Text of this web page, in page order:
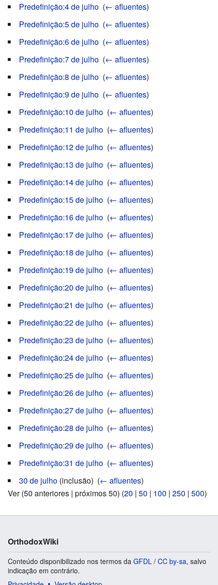
Predefinição:4 de julho (← afluentes)
Predefinição:5 de julho (← afluentes)
Predefinição:6 de julho (← afluentes)
Predefinição:7 de julho (← afluentes)
Predefinição:8 de julho (← afluentes)
Predefinição:9 de julho (← afluentes)
Predefinição:10 de julho (← afluentes)
Predefinição:11 de julho (← afluentes)
Predefinição:12 de julho (← afluentes)
Predefinição:13 de julho (← afluentes)
Predefinição:14 de julho (← afluentes)
Predefinição:15 de julho (← afluentes)
Predefinição:16 de julho (← afluentes)
Predefinição:17 de julho (← afluentes)
Predefinição:18 de julho (← afluentes)
Predefinição:19 de julho (← afluentes)
Predefinição:20 de julho (← afluentes)
Predefinição:21 de julho (← afluentes)
Predefinição:22 de julho (← afluentes)
Predefinição:23 de julho (← afluentes)
Predefinição:24 de julho (← afluentes)
Predefinição:25 de julho (← afluentes)
Predefinição:26 de julho (← afluentes)
Predefinição:27 de julho (← afluentes)
Predefinição:28 de julho (← afluentes)
Predefinição:29 de julho (← afluentes)
Predefinição:31 de julho (← afluentes)
30 de julho (inclusão) ‎ (← afluentes)
Ver (50 anteriores | próximos 50) (20 | 50 | 100 | 250 | 500)
OrthodoxWiki
Conteúdo disponibilizado nos termos da GFDL / CC by-sa, salvo
indicação em contrário.